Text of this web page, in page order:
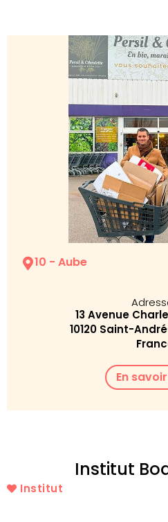
10 - Aube
13 Avenue
10120 Saint-
En
Institut
Institut